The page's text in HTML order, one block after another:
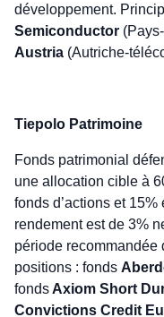
développement.
Semiconductor
Austria (Autriche-
Tiepolo Patrimoine
Fonds patrimonial
une allocation cible à
fonds d’actions et
rendement est de 3%
période recommandée
positions : fonds
fondsAxiom Short
Convictions Credit